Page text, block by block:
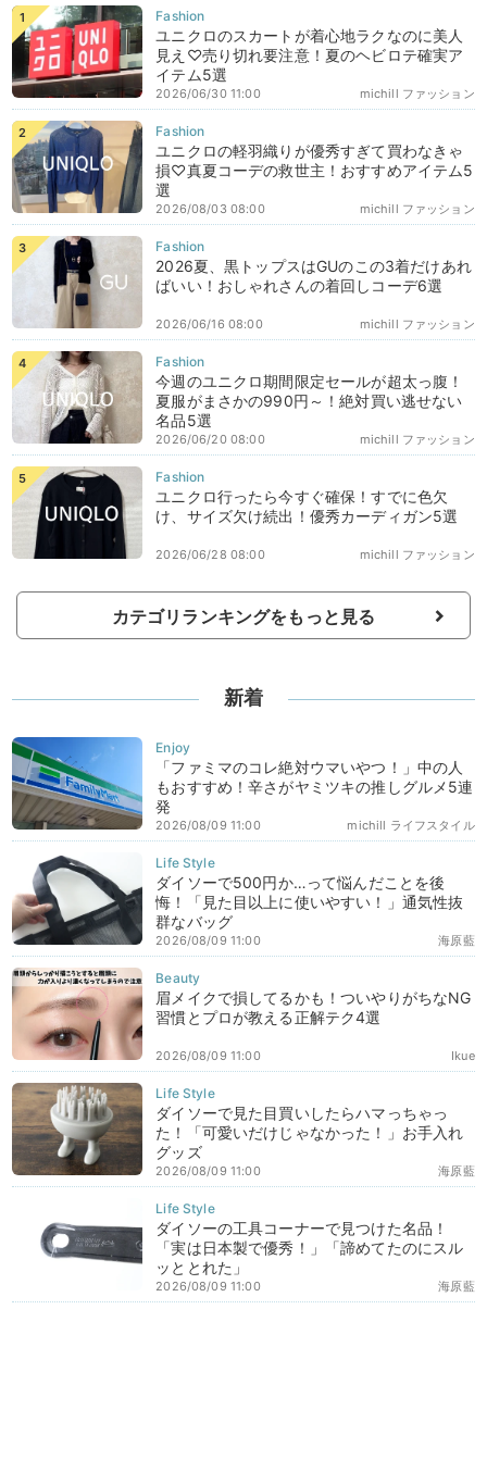
ユニクロのスカートが着心地ラクなのに美人
見え♡売り切れ要注意！夏のヘビロテ確実ア
イテム5選
michill ファッション
2026/06/30 11:00
ユニクロの軽羽織りが優秀すぎて買わなきゃ
損♡真夏コーデの救世主！おすすめアイテム5
選
michill ファッション
2026/08/03 08:00
2026夏、黒トップスはGUのこの3着だけあれ
ばいい！おしゃれさんの着回しコーデ6選
michill ファッション
2026/06/16 08:00
今週のユニクロ期間限定セールが超太っ腹！
夏服がまさかの990円～！絶対買い逃せない
名品5選
michill ファッション
2026/06/20 08:00
ユニクロ行ったら今すぐ確保！すでに色欠
け、サイズ欠け続出！優秀カーディガン5選
michill ファッション
2026/06/28 08:00
カテゴリランキングをもっと見る
新着
「ファミマのコレ絶対ウマいやつ！」中の人
もおすすめ！辛さがヤミツキの推しグルメ5連
発
michill ライフスタイル
2026/08/09 11:00
ダイソーで500円か…って悩んだことを後
悔！「見た目以上に使いやすい！」通気性抜
群なバッグ
海原藍
2026/08/09 11:00
眉メイクで損してるかも！ついやりがちなNG
習慣とプロが教える正解テク4選
Ikue
2026/08/09 11:00
ダイソーで見た目買いしたらハマっちゃっ
た！「可愛いだけじゃなかった！」お手入れ
グッズ
海原藍
2026/08/09 11:00
ダイソーの工具コーナーで見つけた名品！
「実は日本製で優秀！」「諦めてたのにスル
ッととれた」
海原藍
2026/08/09 11:00